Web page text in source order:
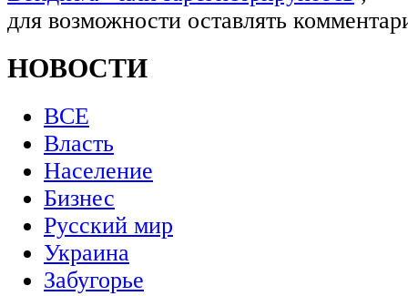
для возможности оставлять
НОВОСТИ
ВСЕ
Власть
Население
Бизнес
Русский мир
Украина
Забугорье